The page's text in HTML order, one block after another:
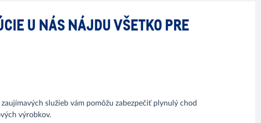
U NÁS NÁJDU VŠETKO PRE
služieb vám pomôžu zabezpečiť plynulý chod
výrobkov.